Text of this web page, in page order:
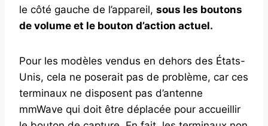
le côté gauche de l’appareil, sous les boutons
de volume et le bouton d’action actuel.
Pour les modèles vendus en dehors des États-
Unis, cela ne poserait pas de problème, car ces
terminaux ne disposent pas d’antenne
mmWave qui doit être déplacée pour accueillir